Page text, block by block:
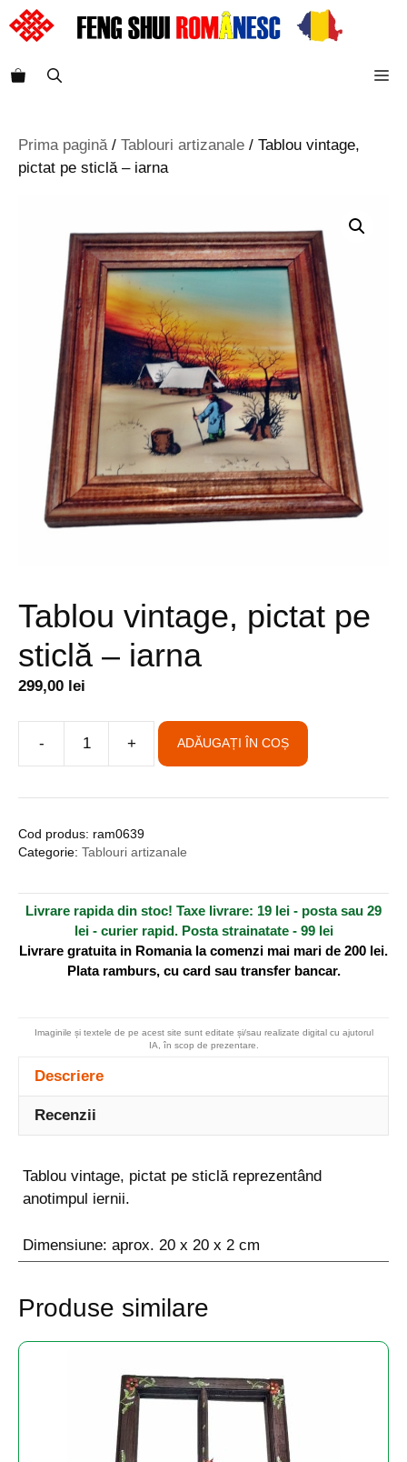
Sari
la
Prima pagină/ Tablouri artizanale / Tablou vintage,
pictat pe sticlă – iarna
Tablou vintage, pictat pe
sticlă – iarna
299,00 lei
-
Cantitate
vintage,
-
iarna
+ ADĂUGAȚI ÎN COȘ
e
n
t
e
Cod produs: ram0639
Categorie: Tablouri artizanale
Livrare rapida din stoc! Taxe livrare: 19 lei - posta sau 29
lei - curier rapid. Posta strainatate - 99 lei
Livrare gratuita in Romania la comenzi mai mari de 200 lei.
Plata ramburs, cu card sau transfer bancar.
Imaginile și textele de pe acest site sunt editate și/sau realizate digital cu ajutorul
IA, în scop de prezentare.
Descriere
Recenzii
Tablou vintage, pictat pe sticlă reprezentând
anotimpul iernii.
Dimensiune: aprox. 20 x 20 x 2 cm
Produse similare